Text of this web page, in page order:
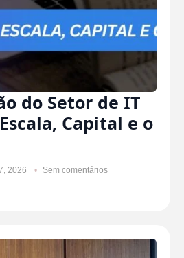
do Setor de IT
Capital e o
2026 Sem comentários